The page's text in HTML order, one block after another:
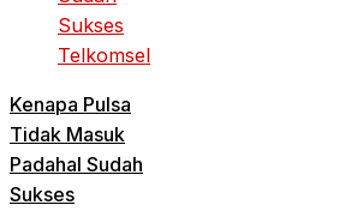
Kenapa Pulsa
Tidak Masuk
Padahal Sudah
Sukses